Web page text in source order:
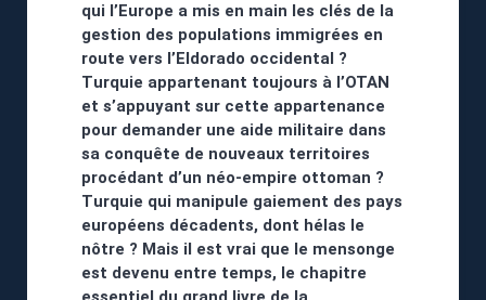
qui l’Europe a mis en main les clés de la
gestion des populations immigrées en
route vers l’Eldorado occidental ?
Turquie appartenant toujours à l’OTAN
et s’appuyant sur cette appartenance
pour demander une aide militaire dans
sa conquête de nouveaux territoires
procédant d’un néo-empire ottoman ?
Turquie qui manipule gaiement des pays
européens décadents, dont hélas le
nôtre ? Mais il est vrai que le mensonge
est devenu entre temps, le chapitre